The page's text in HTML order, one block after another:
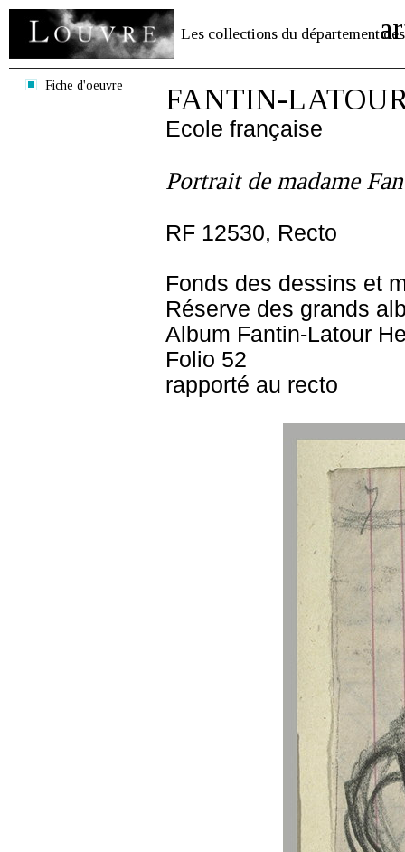
Les collections du département des
Fiche d'oeuvre FANTIN-
Ecole française
Portrait de madame
RF 12530, Recto
Fonds des dessins et
Réserve des grands
Album Fantin-Latour
Folio 52
rapporté au recto